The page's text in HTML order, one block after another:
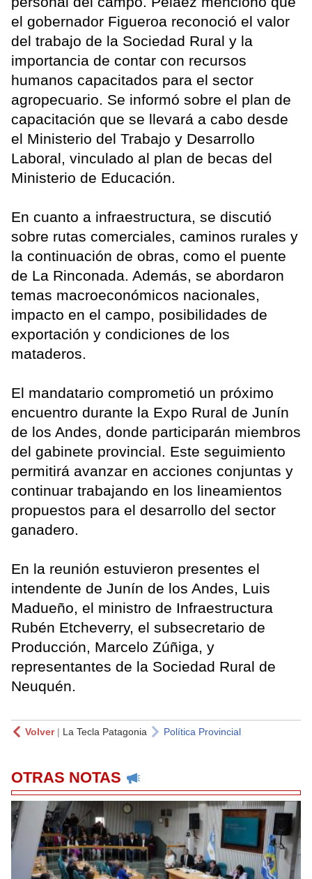
el gobernador Figueroa reconoció el valor
del trabajo de la Sociedad Rural y la
importancia de contar con recursos
humanos capacitados para el sector
agropecuario. Se informó sobre el plan de
capacitación que se llevará a cabo desde
el Ministerio del Trabajo y Desarrollo
Laboral, vinculado al plan de becas del
Ministerio de Educación.
En cuanto a infraestructura, se discutió
sobre rutas comerciales, caminos rurales y
la continuación de obras, como el puente
de La Rinconada. Además, se abordaron
temas macroeconómicos nacionales,
impacto en el campo, posibilidades de
exportación y condiciones de los
mataderos.
El mandatario comprometió un próximo
encuentro durante la Expo Rural de Junín
de los Andes, donde participarán miembros
del gabinete provincial. Este seguimiento
permitirá avanzar en acciones conjuntas y
continuar trabajando en los lineamientos
propuestos para el desarrollo del sector
ganadero.
En la reunión estuvieron presentes el
intendente de Junín de los Andes, Luis
Madueño, el ministro de Infraestructura
Rubén Etcheverry, el subsecretario de
Producción, Marcelo Zúñiga, y
representantes de la Sociedad Rural de
Neuquén.
Volver| La Tecla Patagonia Política Provincial
OTRAS NOTAS